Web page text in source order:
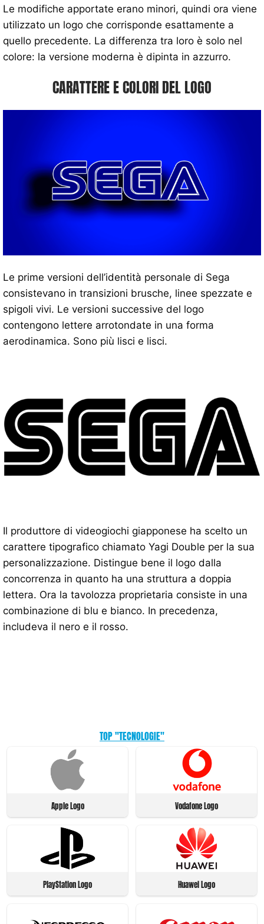
Le modifiche apportate erano minori, quindi ora viene
utilizzato un logo che corrisponde esattamente a
quello precedente. La differenza tra loro è solo nel
colore: la versione moderna è dipinta in azzurro.
CARATTERE E COLORI DEL LOGO
Le prime versioni dell’identità personale di Sega
consistevano in transizioni brusche, linee spezzate e
spigoli vivi. Le versioni successive del logo
contengono lettere arrotondate in una forma
aerodinamica. Sono più lisci e lisci.
Il produttore di videogiochi giapponese ha scelto un
carattere tipografico chiamato Yagi Double per la sua
personalizzazione. Distingue bene il logo dalla
concorrenza in quanto ha una struttura a doppia
lettera. Ora la tavolozza proprietaria consiste in una
combinazione di blu e bianco. In precedenza,
includeva il nero e il rosso.
TOP "TECNOLOGIE"
Apple Logo Vodafone Logo
PlayStation Logo Huawei Logo